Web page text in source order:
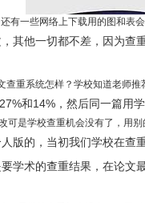
有一些网络上下载用的图和表
其他一切都不差，因为查
查重系统怎样？学校知道老师推
和14%，然后同一篇用
可是学校查重机会没有了，用
版的，当初我们学校在查
学术的查重结果，在论